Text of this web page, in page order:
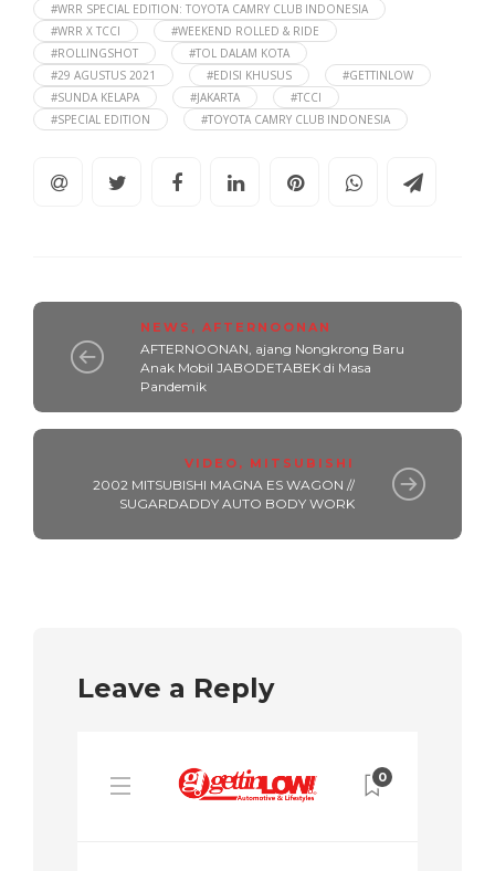
#WRR SPECIAL EDITION: TOYOTA CAMRY CLUB INDONESIA
#WRR X TCCI
#WEEKEND ROLLED & RIDE
#ROLLINGSHOT
#TOL DALAM KOTA
#29 AGUSTUS 2021
#EDISI KHUSUS
#GETTINLOW
#SUNDA KELAPA
#JAKARTA
#TCCI
#SPECIAL EDITION
#TOYOTA CAMRY CLUB INDONESIA
NEWS , AFTERNOONAN
AFTERNOONAN, ajang Nongkrong Baru
Anak Mobil JABODETABEK di Masa
Pandemik
VIDEO , MITSUBISHI
2002 MITSUBISHI MAGNA ES WAGON //
SUGARDADDY AUTO BODY WORK
Leave a Reply